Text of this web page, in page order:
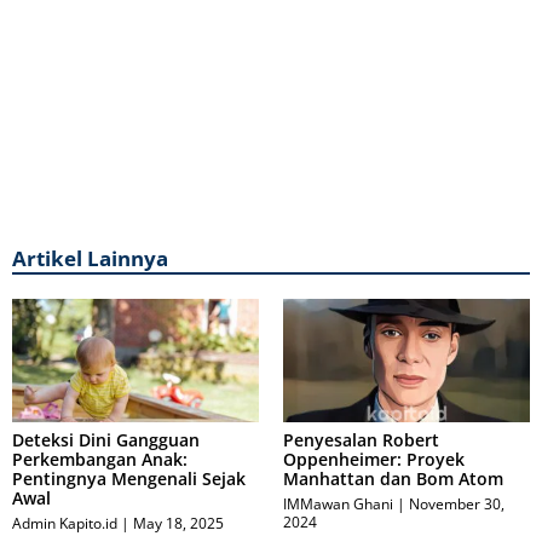
Artikel Lainnya
Deteksi Dini Gangguan
Perkembangan Anak:
Pentingnya Mengenali Sejak
Awal
Admin Kapito.id May 18, 2025
Penyesalan Robert
Oppenheimer: Proyek
Manhattan dan Bom Atom
IMMawan Ghani
November 30,
2024